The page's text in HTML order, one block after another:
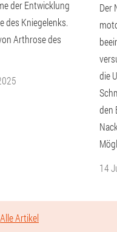
der Entwicklung
des Kniegelenks.
Arthrose des
Der
die
den
14
Alle Artikel